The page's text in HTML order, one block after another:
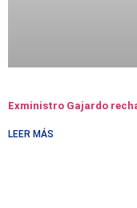
Exministro Gajardo
LEER MÁS